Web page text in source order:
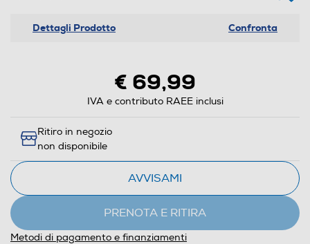
Dettagli Prodotto Confronta
€ 69,99
IVA e contributo RAEE inclusi
Ritiro in negozio
non disponibile
AVVISAMI
PRENOTA E RITIRA
Metodi di pagamento e finanziamenti